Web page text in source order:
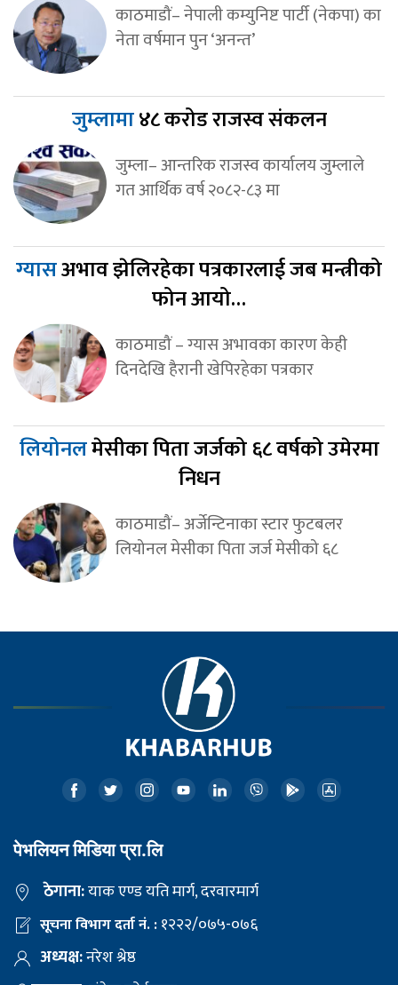
काठमाडौं– नेपाली कम्युनिष्ट पार्टी (नेकपा) का
नेता वर्षमान पुन ‘अनन्त’
जुम्लामा४८ करोड राजस्व संकलन
जुम्ला– आन्तरिक राजस्व कार्यालय जुम्लाले
गत आर्थिक वर्ष २०८२-८३ मा
ग्यासअभाव झेलिरहेका पत्रकारलाई जब मन्त्रीको
फोन आयो…
काठमाडौं – ग्यास अभावका कारण केही
दिनदेखि हैरानी खेपिरहेका पत्रकार
लियोनलमेसीका पिता जर्जको ६८ वर्षको उमेरमा
निधन
काठमाडौं– अर्जेन्टिनाका स्टार फुटबलर
लियोनल मेसीका पिता जर्ज मेसीको ६८
पेभलियन मिडिया प्रा.लि
ठेगाना:याक एण्ड यति मार्ग, दरवारमार्ग
सूचना विभाग दर्ता नं. :१२२२/०७५-०७६
अध्यक्ष:नरेश श्रेष्ठ